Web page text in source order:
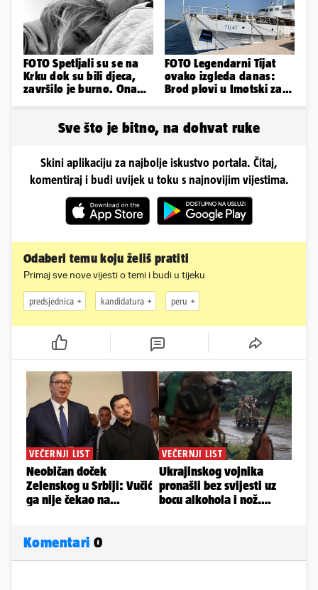
FOTO Spetljali su se na
Krku dok su bili djeca,
završilo je burno. Ona
FOTO Legendarni Tijat
ovako izgleda danas:
Brod plovi u Imotski za
Sve što je bitno, na dohvat ruke
Skini aplikaciju za najbolje iskustvo portala. Čitaj,
komentiraj i budi uvijek u toku s najnovijim vijestima.
Odaberi temu koju želiš pratiti
Primaj sve nove vijesti o temi i budi u tijeku
predsjednica kandidatura peru
Komentari 0